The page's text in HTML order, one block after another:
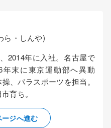
ら・しんや)
2014年に入社。名古屋で
末に東京運動部へ異動
、パラスポーツを担当。
育ち。
ジへ進む